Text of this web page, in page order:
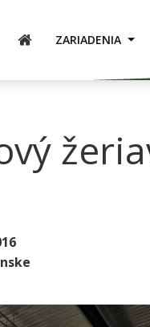
ÚVOD ZARIADENIA